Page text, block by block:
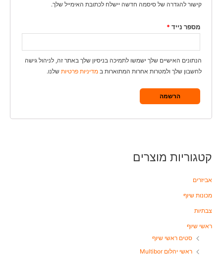
קטגוריות מוצרים
אביזרים
מכונות שיוף
צבתיות
ראשי שיוף
סטים ראשי שיוף
ראשי יהלום Multibor
קישור להגדרה של סיסמה חדשה יישלח לכתובת האימייל שלך.
מספר נייד *
הנתונים האישיים שלך ישמשו לתמיכה בניסיון שלך באתר זה, לניהול גישה
לחשבון שלך ולמטרות אחרות המתוארות ב מדיניות פרטיות שלנו.
הרשמה